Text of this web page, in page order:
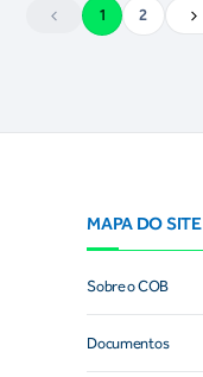
1 2
MAPA DO SITE
Sobre o COB
Documentos